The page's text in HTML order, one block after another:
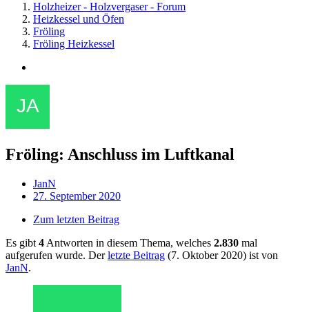
Holzheizer - Holzvergaser - Forum
Heizkessel und Öfen
Fröling
Fröling Heizkessel
Fröling: Anschluss im Luftkanal
JanN
27. September 2020
Zum letzten Beitrag
Es gibt 4 Antworten in diesem Thema, welches 2.830 mal
aufgerufen wurde. Derletzte Beitrag (7. Oktober 2020) ist von
JanN.